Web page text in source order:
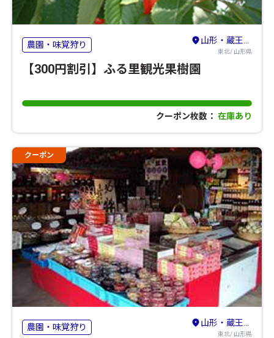
農園・味覚狩り 山形・蔵王・天童・上山
東北/ 山形県
【300円割引】ふる里観光果樹園
クーポン枚数： 在庫あり
クーポン
農園・味覚狩り 山形・蔵王・天童・上山
東北/ 山形県